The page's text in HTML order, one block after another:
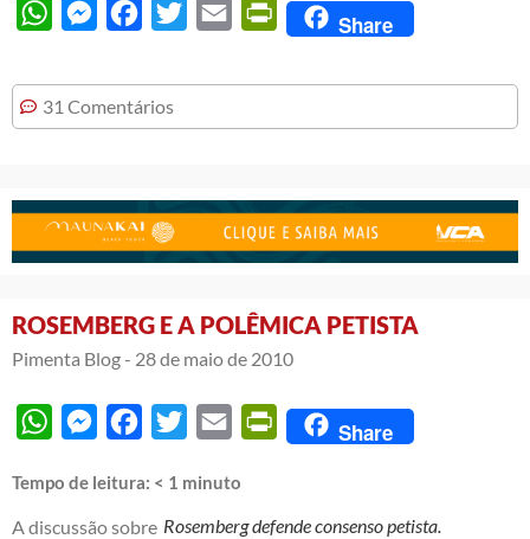
WhatsAppMessengerFacebook
Twitter Email PrintFriendly
Share
31 Comentários
ROSEMBERG E A POLÊMICA PETISTA
Pimenta Blog - 28 de maio de 2010
WhatsAppMessengerFacebook
Twitter Email PrintFriendly
Share
Tempo de leitura: < 1 minuto
Rosemberg defende consenso petista.
A discussão sobre